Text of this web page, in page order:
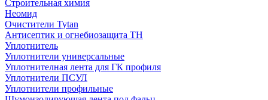
Строительная химия
Неомид
Очистители Tytan
Антисептик и огнебиозащита ТН
Уплотнитель
Уплотнители универсальные
Уплотнителная лента для ГК профиля
Уплотнители ПСУЛ
Уплотнители профильные